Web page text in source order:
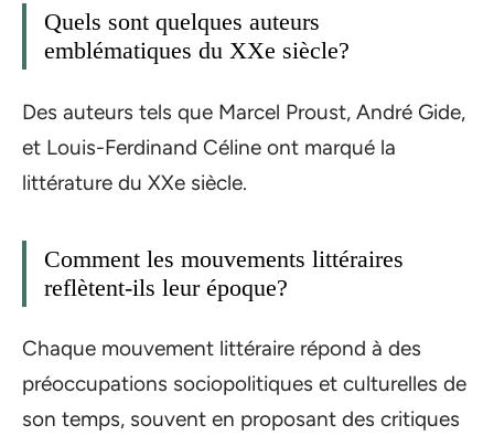
Quels sont quelques auteurs
emblématiques du XXe siècle?
Des auteurs tels que Marcel Proust, André Gide,
et Louis-Ferdinand Céline ont marqué la
littérature du XXe siècle.
Comment les mouvements littéraires
reflètent-ils leur époque?
Chaque mouvement littéraire répond à des
préoccupations sociopolitiques et culturelles de
son temps, souvent en proposant des critiques